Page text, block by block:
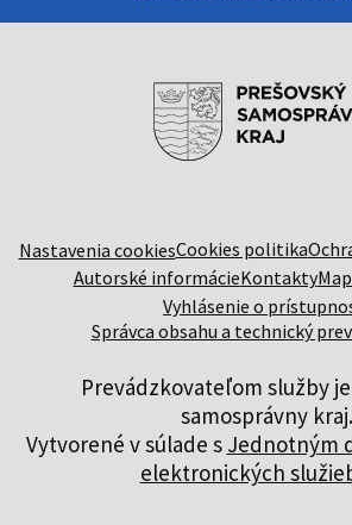
Nastavenia cookiesCookies politika
Autorské informácieKontakty
Vyhlásenie o
Správca obsahu a technický
Prevádzkovateľom služby
samosprávny kraj.
Vytvorené v súlade s Jednotným
elektronických